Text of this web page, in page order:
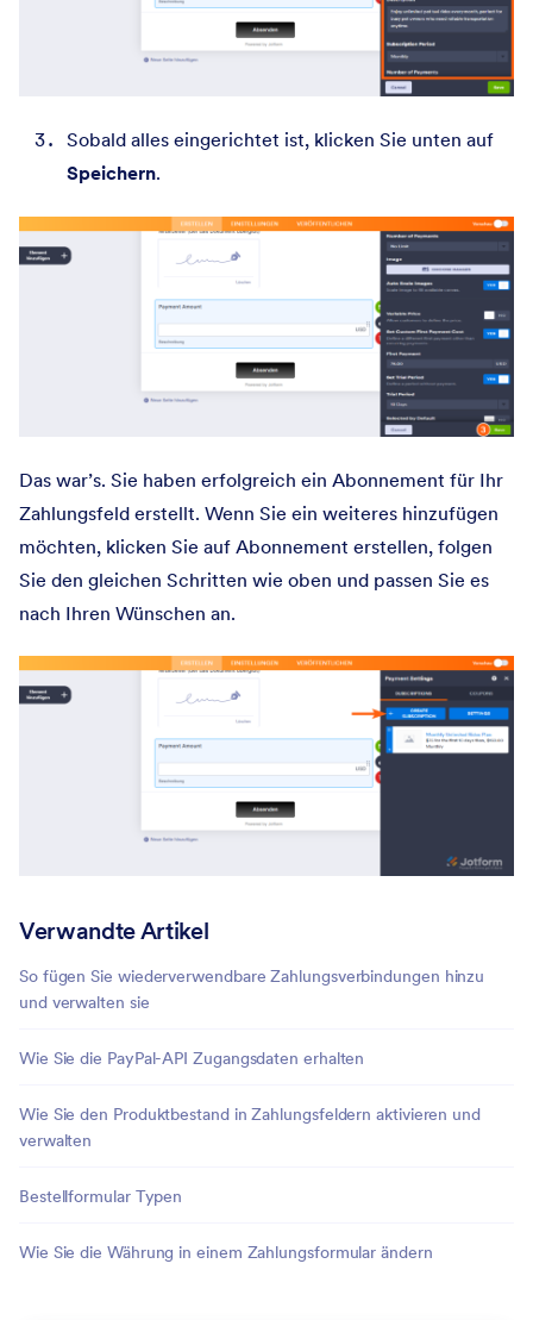
Sobald alles eingerichtet ist, klicken Sie unten auf
Speichern.
Das war’s. Sie haben erfolgreich ein Abonnement für Ihr
Zahlungsfeld erstellt. Wenn Sie ein weiteres hinzufügen
möchten, klicken Sie auf Abonnement erstellen, folgen
Sie den gleichen Schritten wie oben und passen Sie es
nach Ihren Wünschen an.
Verwandte Artikel
So fügen Sie wiederverwendbare Zahlungsverbindungen hinzu
und verwalten sie
Wie Sie die PayPal-API Zugangsdaten erhalten
Wie Sie den Produktbestand in Zahlungsfeldern aktivieren und
verwalten
Bestellformular Typen
Wie Sie die Währung in einem Zahlungsformular ändern